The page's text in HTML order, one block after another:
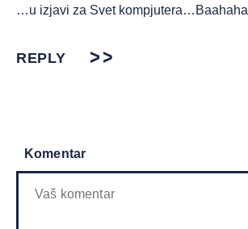
…u izjavi za Svet
REPLY
Komentar